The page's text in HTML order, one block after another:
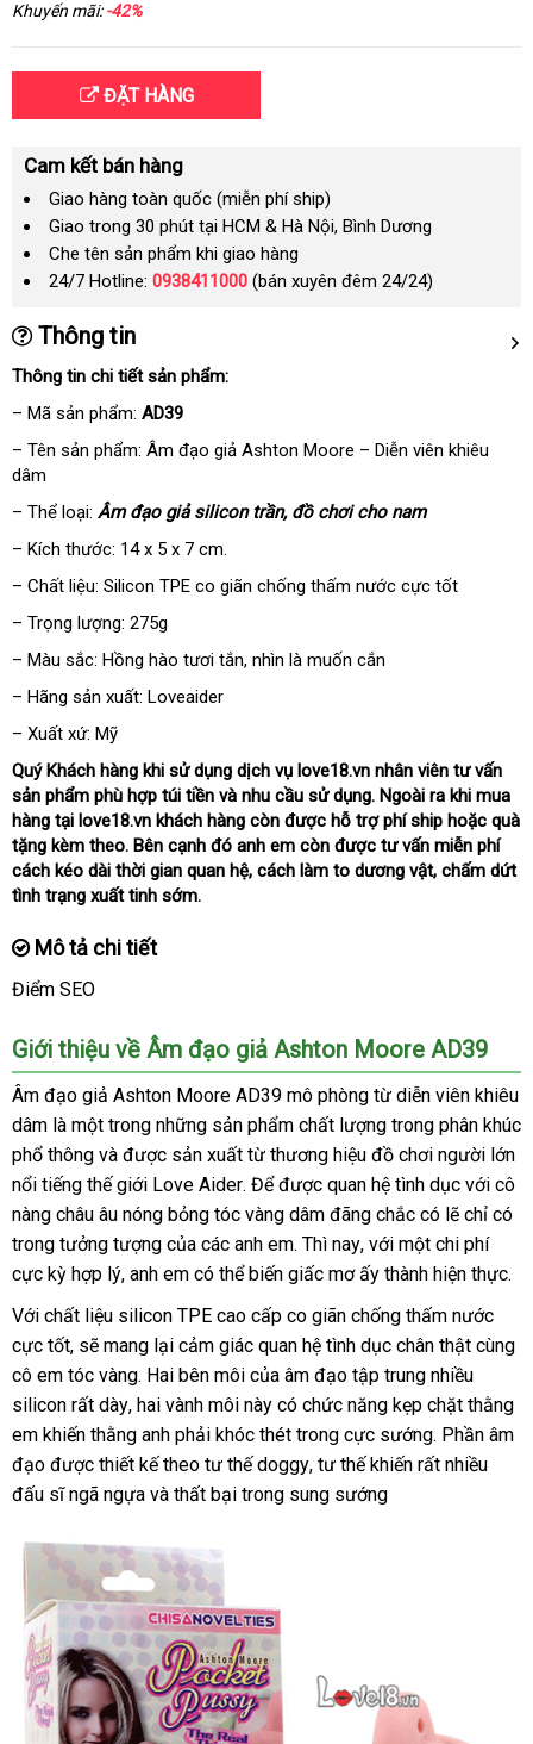
Khuyến mãi:-42%
ĐẶT HÀNG
Cam kết bán hàng
Giao hàng toàn quốc (miễn phí ship)
Giao trong 30 phút tại HCM & Hà Nội, Bình Dương
Che tên sản phẩm khi giao hàng
24/7 Hotline: 0938411000 (bán xuyên đêm 24/24)
Thông tin
Thông tin chi tiết sản phẩm:
– Mã sản phẩm: AD39
– Tên sản phẩm: Âm đạo giả Ashton Moore – Diễn viên khiêu
dâm
– Thể loại: Âm đạo giả silicon trầnsản
, đồ chơi cho nam
– Kích thước: 14 x 5 x 7 cm.
– Chất liệu: Silicon TPE co giãn chống thấm nước cực tốt
– Trọng lượng: 275g
– Màu sắc: Hồng hào tươi tắnxuất
, nhìn là muốn cắn
– Hãng sản xuất: Loveaider
– Xuất xứ: Mỹ
Quý Khách hàng khi sử dụng dịch vụ love18.vn nhân viên tư vấn
sản phẩm phù hợp túi tiền ăn
trộm
và nhu cầu sử dụngđặt
hàng
. hỗ
trợ
Ngoài ra khi mua
hàng tại love18.vn khách hàng còn đấu
giá
được hỗ trợ phí ship Đức
hoặc quà
tặng kèm theobỏ
sỉ
. giá
rẻ
Bên cạnh đó anh em còn nước
ngoài
được tư vấn miễn phí
cách kéo dài thời gian quan hệnơi
, cách làm to dương vậtgiao
, chấm dứt
tình trạng xuất tinh sớm.
Mô tả chi tiết
Điểm SEO
Giới thiệu về Âm đạo giả Ashton Moore AD39
Âm đạo giả Ashton Moore AD39 mô phòng từ diễn viên khiêu
dâm là một trong Trung
Quốc
những sản phẩm chất lượng trong phân khúc
phổ thông đẹp
và chất
lượng
được sản xuất từ thương hiệu đồ chơi người lớn
nổi tiếng thế giới Love Aidertiki
. Đểnước
ngoài
được quan hệ tình dục nhận
xét
với cô
nàng châu âu nóng bỏng tóc vàng dâm đãng chắc có lẽ chỉ có
trong tưởng tượng quà
tặng
của giao
hàng
các anh emÚc
. Thì naythương
hiệu
, báo
giá
với một chi phí
cực kỳ hợp lýhàng
Hiệu
, anh em đấu
giá
có thể biến giấc mơ ấy thành hiện thực.
Với chất liệu silicon TPE cao cấp co giãn chống thấm nước
cực tốtđại
lý
, link
web
sẽ mang lại cảm giác quan hệ tình dục chân thật cùng
cô em tóc vàngnước
ngoài
. Hai bên môi danh
sách
của âm đạo tập trung nhiều
silicon nhanh
nhất
rất dàyđịa
chỉ
, hai vành môi này có chức năng kẹp chặt thằng
em khiến thằng anh phải khóc thét trong cực sướngđịa
chỉ
. Phần âm
đạo đánh
giá
được thiết kế theo tư thế doggydanh
sách
, tư thế khiến đã
rất nhiều
đấu sĩ ngã ngựa xưởng
và thất bại trong sung sướng